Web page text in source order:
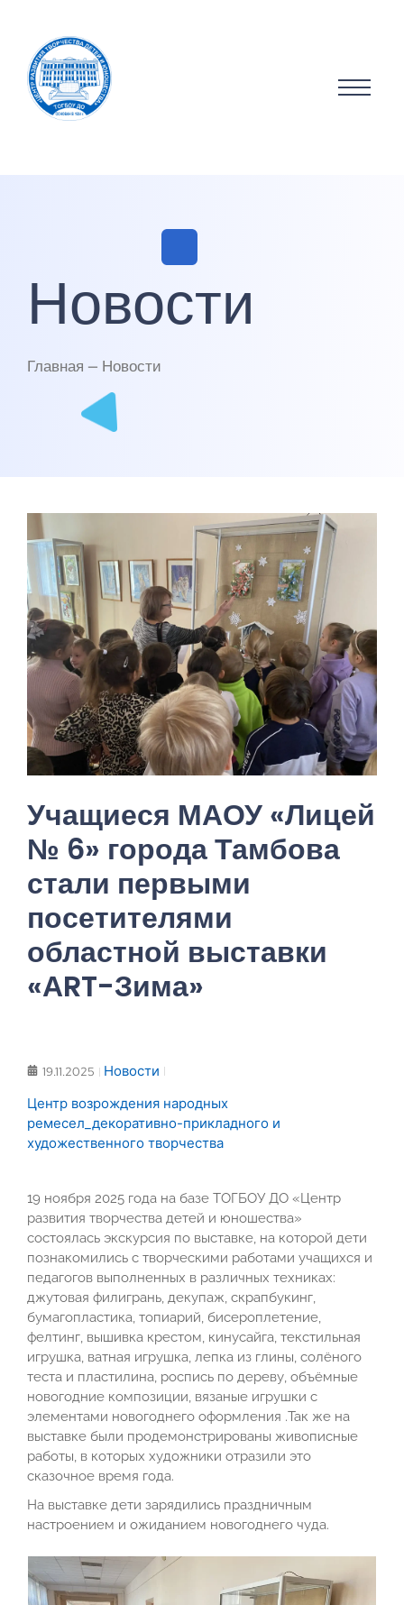
Новости
Главная — Новости
Учащиеся МАОУ «Лицей
№ 6» города Тамбова
стали первыми
посетителями
областной выставки
«АRT-Зима»
19.11.2025
Новости
Центр возрождения народных
ремесел_декоративно-прикладного и
художественного творчества
19 ноября 2025 года на базе ТОГБОУ ДО «Центр
развития творчества детей и юношества»
состоялась экскурсия по выставке, на которой дети
познакомились с творческими работами учащихся и
педагогов выполненных в различных техниках:
джутовая филигрань, декупаж, скрапбукинг,
бумагопластика, топиарий, бисероплетение,
фелтинг, вышивка крестом, кинусайга, текстильная
игрушка, ватная игрушка, лепка из глины, солёного
теста и пластилина, роспись по дереву, объёмные
новогодние композиции, вязаные игрушки с
элементами новогоднего оформления .Так же на
выставке были продемонстрированы живописные
работы, в которых художники отразили это
сказочное время года.
На выставке дети зарядились праздничным
настроением и ожиданием новогоднего чуда.